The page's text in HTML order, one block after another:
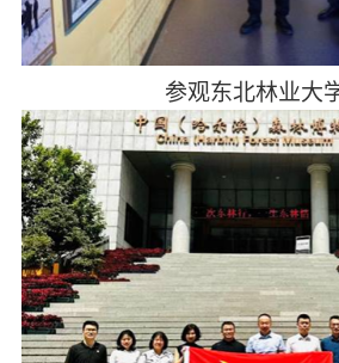
参观东北林业大